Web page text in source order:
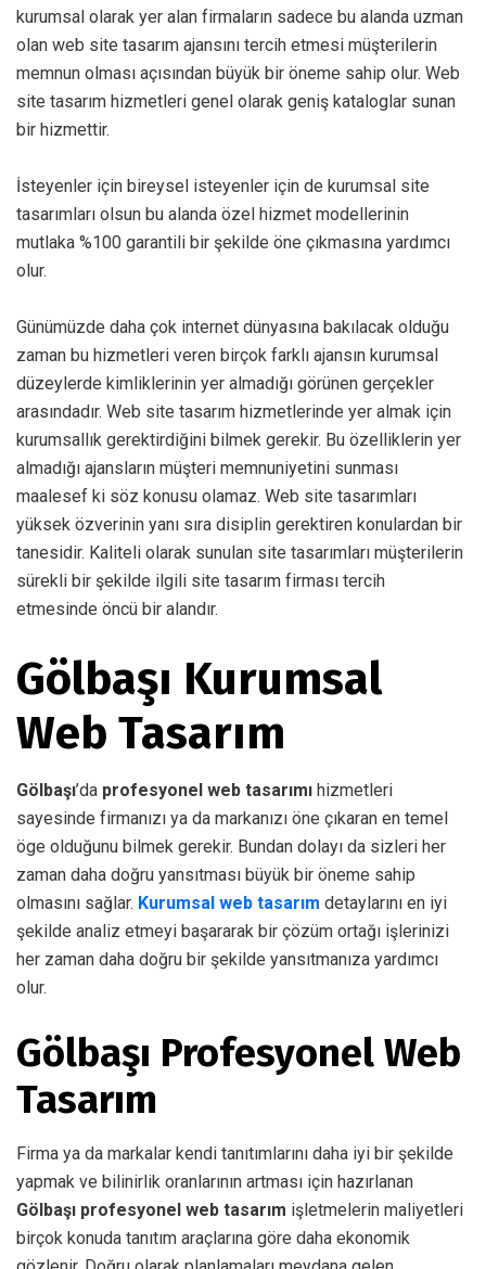
kurumsal olarak yer alan firmaların sadece bu alanda uzman
olan web site tasarım ajansını tercih etmesi müşterilerin
memnun olması açısından büyük bir öneme sahip olur. Web
site tasarım hizmetleri genel olarak geniş kataloglar sunan
bir hizmettir.
İsteyenler için bireysel isteyenler için de kurumsal site
tasarımları olsun bu alanda özel hizmet modellerinin
mutlaka %100 garantili bir şekilde öne çıkmasına yardımcı
olur.
Günümüzde daha çok internet dünyasına bakılacak olduğu
zaman bu hizmetleri veren birçok farklı ajansın kurumsal
düzeylerde kimliklerinin yer almadığı görünen gerçekler
arasındadır. Web site tasarım hizmetlerinde yer almak için
kurumsallık gerektirdiğini bilmek gerekir. Bu özelliklerin yer
almadığı ajansların müşteri memnuniyetini sunması
maalesef ki söz konusu olamaz. Web site tasarımları
yüksek özverinin yanı sıra disiplin gerektiren konulardan bir
tanesidir. Kaliteli olarak sunulan site tasarımları müşterilerin
sürekli bir şekilde ilgili site tasarım firması tercih
etmesinde öncü bir alandır.
Gölbaşı Kurumsal
Web Tasarım
Gölbaşı’da profesyonel web tasarımı hizmetleri
sayesinde firmanızı ya da markanızı öne çıkaran en temel
öge olduğunu bilmek gerekir. Bundan dolayı da sizleri her
zaman daha doğru yansıtması büyük bir öneme sahip
olmasını sağlar. Kurumsal web tasarım detaylarını en iyi
şekilde analiz etmeyi başararak bir çözüm ortağı işlerinizi
her zaman daha doğru bir şekilde yansıtmanıza yardımcı
olur.
Gölbaşı Profesyonel Web
Tasarım
Firma ya da markalar kendi tanıtımlarını daha iyi bir şekilde
yapmak ve bilinirlik oranlarının artması için hazırlanan
Gölbaşı profesyonel web tasarım işletmelerin maliyetleri
birçok konuda tanıtım araçlarına göre daha ekonomik